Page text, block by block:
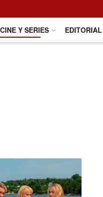
CINE Y SERIES
EDITORIAL